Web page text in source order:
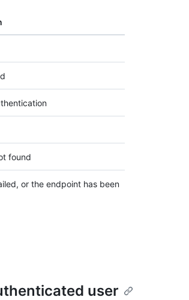
found
or the endpoint has been
user